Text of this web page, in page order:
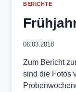
BERICHTE
06.03.2018
Zum Bericht
sind die Fotos